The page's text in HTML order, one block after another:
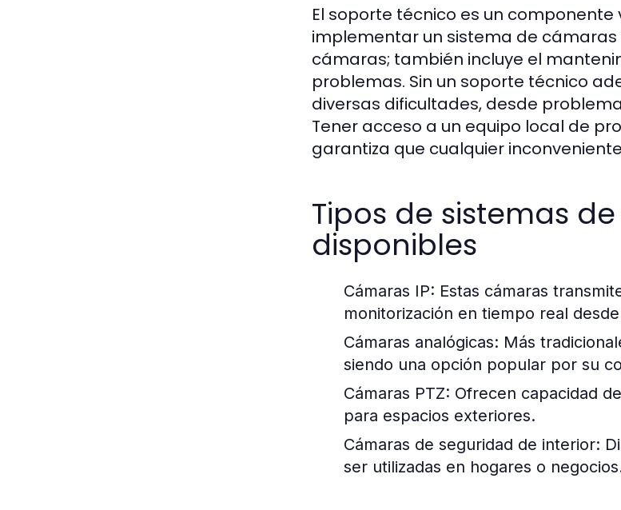
El soporte técnico es un
implementar un sistema de
cámaras; también incluye el
problemas. Sin un soporte técnico
diversas dificultades, desde
Tener acceso a un equipo local de
garantiza que cualquier
Tipos de sistemas
disponibles
Cámaras IP: Estas cámaras
monitorización en tiempo real
Cámaras analógicas: Más
siendo una opción popular por su
Cámaras PTZ: Ofrecen capacidad
para espacios exteriores.
Cámaras de seguridad de interior:
ser utilizadas en hogares o